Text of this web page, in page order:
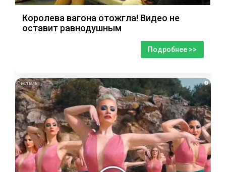
Королева вагона отожгла! Видео не
оставит равнодушным
Подробнее >>
i